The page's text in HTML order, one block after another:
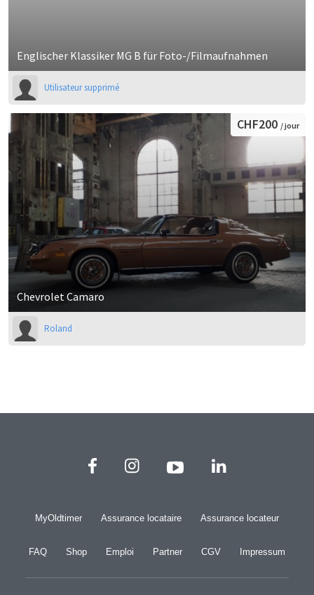
Englischer Klassiker MG B für Foto-/Filmaufnahmen
Utilisateur supprimé
Chevrolet Camaro
CHF200 / jour
Roland
MyOldtimer Assurance locataire Assurance locateur
FAQ Shop Emploi Partner CGV Impressum